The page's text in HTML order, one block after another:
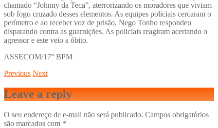
chamado “Johnny da Teca”, aterrorizando os moradores que viviam
sob fogo cruzado desses elementos. As equipes policiais cercaram o
perímetro e ao receber voz de prisão, Nego Tonho respondeu
disparando contra as guarnições. As policiais reagiram acertando o
agressor e este veio a óbito.
ASSECOM/17° BPM
Previous Next
Leave a reply
O seu endereço de e-mail não será publicado. Campos obrigatórios
são marcados com *